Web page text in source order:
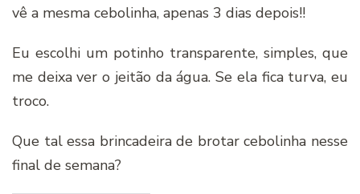
vê a mesma cebolinha, apenas 3 dias depois!!
Eu escolhi um potinho transparente, simples, que
me deixa ver o jeitão da água. Se ela fica turva, eu
troco.
Que tal essa brincadeira de brotar cebolinha nesse
final de semana?